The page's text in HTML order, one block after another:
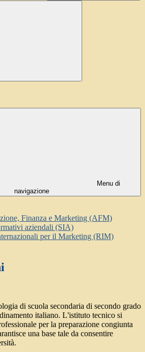
Menu di
navigazione
Finanza e Marketing (AFM)
aziendali (SIA)
per il Marketing (RIM)
di scuola secondaria di secondo grado
italiano. L'istituto tecnico si
per la preparazione congiunta
una base tale da consentire